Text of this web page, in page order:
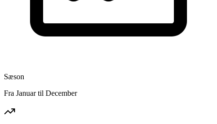
Sæson
Fra Januar til December